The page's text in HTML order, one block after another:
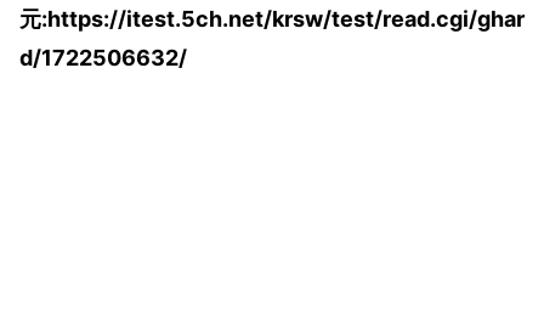
元:https://itest.5ch.net/krsw/test/read.cgi/ghar
d/1722506632/